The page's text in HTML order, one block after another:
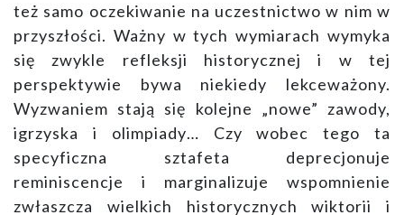
też samo oczekiwanie na uczestnictwo w nim w
przyszłości. Ważny w tych wymiarach wymyka
się zwykle refleksji historycznej i w tej
perspektywie bywa niekiedy lekceważony.
Wyzwaniem stają się kolejne „nowe” zawody,
igrzyska i olimpiady… Czy wobec tego ta
specyficzna sztafeta deprecjonuje
reminiscencje i marginalizuje wspomnienie
zwłaszcza wielkich historycznych wiktorii i